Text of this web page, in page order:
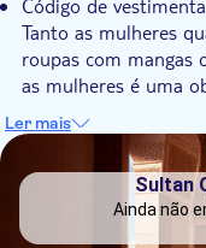
Código de
Tanto as mulheres
roupas com mangas
as mulheres é uma
Preço baseado em
4 pessoas por grupo
Ler mais
DSA1Sultan Qaboos
Sultan
Ainda não